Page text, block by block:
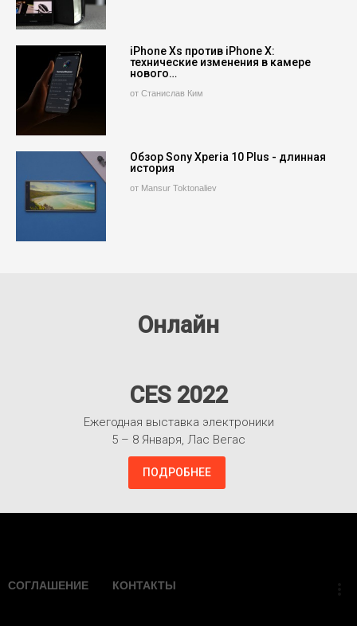
iPhone Xs против iPhone X:
технические изменения в камере
нового…
от Станислав Ким
Обзор Sony Xperia 10 Plus - длинная
история
от Mansur Toktonaliev
Онлайн
CES 2022
Ежегодная выставка электроники
5 – 8 Января, Лас Вегас
ПОДРОБНЕЕ
СОГЛАШЕНИЕ КОНТАКТЫ